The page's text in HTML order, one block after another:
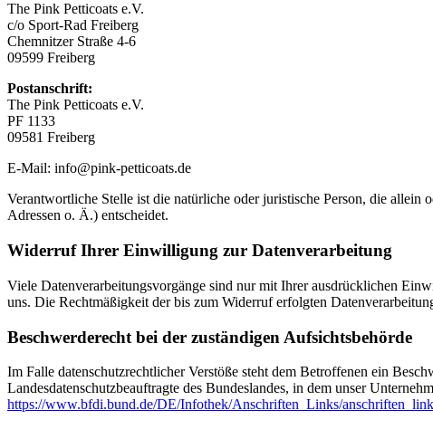
The Pink Petticoats e.V.
c/o Sport-Rad Freiberg
Chemnitzer Straße 4-6
09599 Freiberg
Postanschrift:
The Pink Petticoats e.V.
PF 1133
09581 Freiberg
E-Mail: info@pink-petticoats.de
Verantwortliche Stelle ist die natürliche oder juristische Person, die
Adressen o. Ä.) entscheidet.
Widerruf Ihrer Einwilligung zur Datenverarbeitung
Viele Datenverarbeitungsvorgänge sind nur mit Ihrer ausdrücklichen
uns. Die Rechtmäßigkeit der bis zum Widerruf erfolgten
Beschwerderecht bei der zuständigen Aufsichtsbehörde
Im Falle datenschutzrechtlicher Verstöße steht dem Betroffenen ein
Landesdatenschutzbeauftragte des Bundeslandes, in dem unser
https://www.bfdi.bund.de/DE/Infothek/Anschriften_Links/